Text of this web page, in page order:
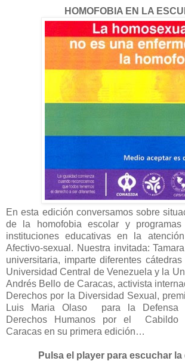
HOMOFOBIA EN LA
En esta edición conversamos sobre
de la homofobia escolar y
instituciones educativas en la
Afectivo-sexual. Nuestra invitada:
universitaria, imparte diferentes
Universidad Central de Venezuela y la
Andrés Bello de Caracas, activista
Derechos por la Diversidad Sexual,
Luis Maria Olaso para la Defensa
Derechos Humanos por el Cabildo
Caracas en su primera edición…
Pulsa el player para escuchar